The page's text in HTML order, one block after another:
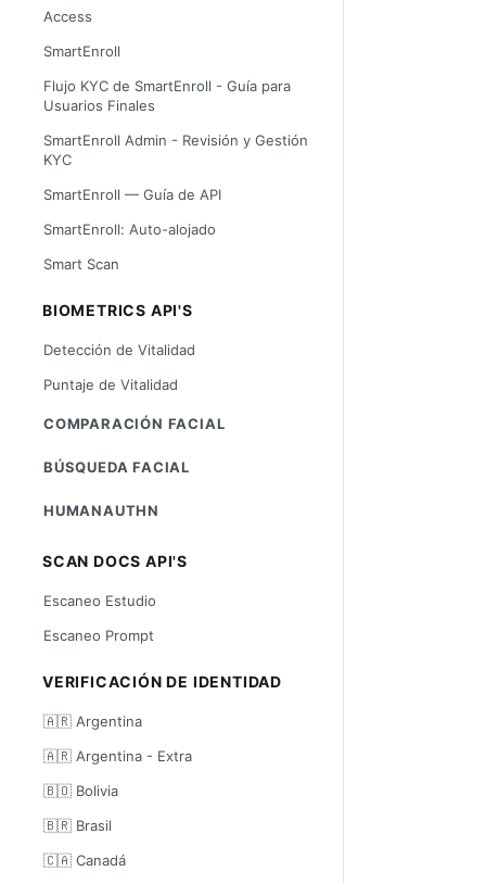
Access
SmartEnroll
Flujo KYC de SmartEnroll - Guía para
Usuarios Finales
SmartEnroll Admin - Revisión y Gestión
KYC
SmartEnroll — Guía de API
SmartEnroll: Auto-alojado
Smart Scan
BIOMETRICS API'S
Detección de Vitalidad
Puntaje de Vitalidad
COMPARACIÓN FACIAL
BÚSQUEDA FACIAL
HUMANAUTHN
SCAN DOCS API'S
Escaneo Estudio
Escaneo Prompt
VERIFICACIÓN DE IDENTIDAD
🇦🇷 Argentina
🇦🇷 Argentina - Extra
🇧🇴 Bolivia
🇧🇷 Brasil
🇨🇦 Canadá